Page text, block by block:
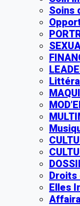
Soins
Droits
Elles